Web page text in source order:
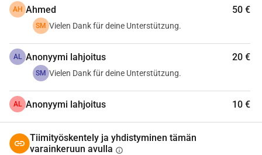
AH Ahmed 50 €
SM Vielen Dank für deine Unterstützung.
AL Anonyymi lahjoitus 20 €
SM Vielen Dank für deine Unterstützung.
AL Anonyymi lahjoitus 10 €
Tiimityöskentely ja yhdistyminen tämän
varainkeruun avulla info